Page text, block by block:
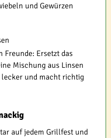
und Gewürzen
Freunde: Ersetzt das
Mischung aus Linsen
lecker und macht richtig
auf jedem Grillfest und